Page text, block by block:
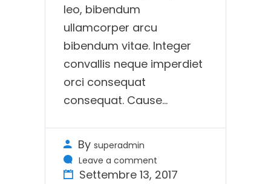
leo, bibendum
ullamcorper arcu
bibendum vitae. Integer
convallis neque imperdiet
orci consequat
consequat. Cause...
By superadmin
Leave a comment
Settembre 13, 2017